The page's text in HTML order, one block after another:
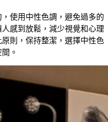
使用中性色調，避免過多的
感到放鬆，減少視覺和心理
原則，保持整潔，選擇中性色
。